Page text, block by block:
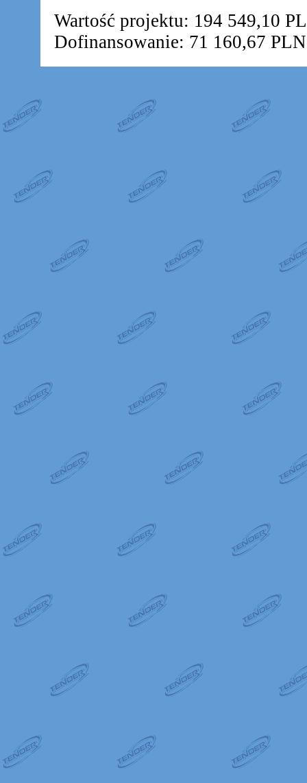
Wartość projektu: 194 549,10
Dofinansowanie: 71 160,67 PLN